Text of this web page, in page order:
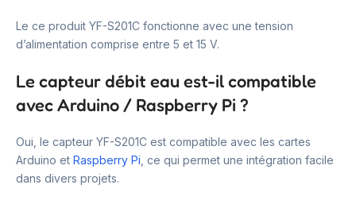
Le ce produit YF-S201C fonctionne avec une tension
d’alimentation comprise entre 5 et 15 V.
Le capteur débit eau est-il compatible
avec Arduino / Raspberry Pi ?
Oui, le capteur YF-S201C est compatible avec les cartes
Arduino et Raspberry Pi , ce qui permet une intégration facile
dans divers projets.